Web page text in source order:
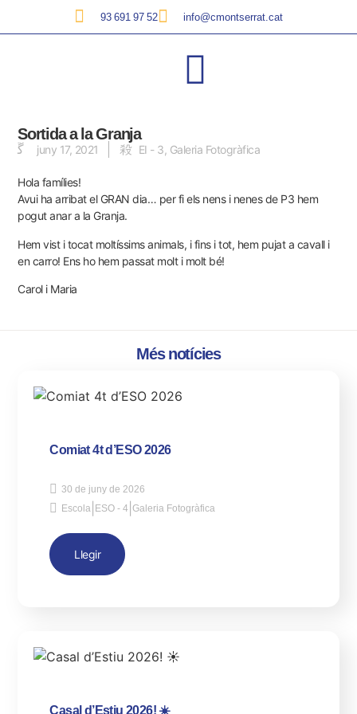
93 691 97 52 info@cmontserrat.cat
Sortida a la Granja
juny 17, 2021 EI - 3 Galeria Fotogràfica
Hola famílies!
Avui ha arribat el GRAN dia… per fi els nens i nenes de P3 hem
pogut anar a la Granja.
Hem vist i tocat moltíssims animals, i fins i tot, hem pujat a cavall i
en carro! Ens ho hem passat molt i molt bé!
Carol i Maria
Més notícies
Comiat 4t d’ESO 2026
30 de juny de 2026
Escola ESO - 4 |Galeria Fotogràfica
Llegir
Casal d’Estiu 2026! ☀️